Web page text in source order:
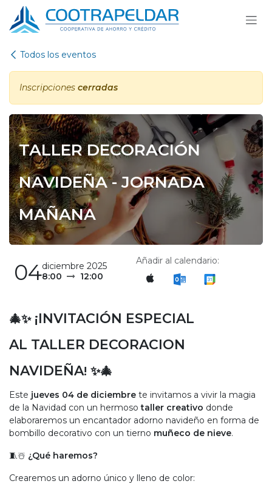
Ir al contenido
Todos los eventos
Inscripciones cerradas
TALLER DECORACIÓN
NAVIDEÑA - JORNADA
MAÑANA
04diciembre 2025
8:00
12:00
Añadir al calendario:
🎄✨ ¡INVITACIÓN ESPECIAL
AL TALLER DECORACION
NAVIDEÑA! ✨🎄
Este jueves 04 de diciembre te invitamos a vivir la magia
de la Navidad con un hermosotaller creativo donde
elaboraremos un encantador adorno navideño en forma de
bombillo decorativo con un tierno muñeco de nieve.
🧵☃️ ¿Qué haremos?
Crearemos un adorno único y lleno de color: